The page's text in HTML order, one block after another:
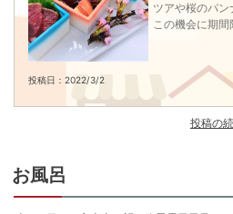
た季節の新鮮素材を使用した約50
ェをご堪能ください。
Previous
8/14(金)
38,340 円
8/15(土)
室
プランの詳細
ツアや桜のパ
この機会に期間
投稿日：2022/3/2
投稿の
お風呂